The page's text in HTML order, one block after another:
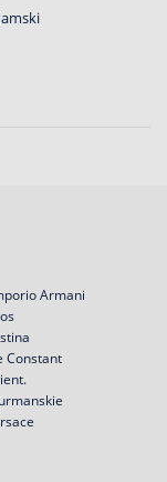
Armani
Constant